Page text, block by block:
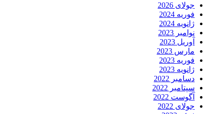
جولای 2026
فوریه 2024
ژانویه 2024
نوامبر 2023
آوریل 2023
مارس 2023
فوریه 2023
ژانویه 2023
دسامبر 2022
سپتامبر 2022
آگوست 2022
جولای 2022